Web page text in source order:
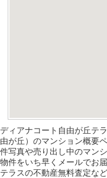
ディアナコート自由が丘テ
由が丘）のマンション概要
件写真や売り出し中のマン
物件をいち早くメールでお
テラスの不動産無料査定な